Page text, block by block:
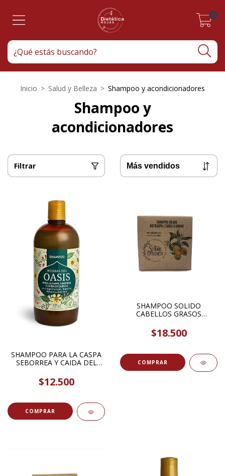
0
Inicio > Salud y Belleza > Shampoo y acondicionadores
Shampoo y
acondicionadores
Filtrar
SHAMPOO PARA LA CASPA
SEBORREA Y CAIDA DEL
FUMARIA TAPASAIRE
ROMERO Y ALOE VERA
$12.500
SHAMPOO SOLIDO
CABELLOS GRASOS
RICINO 100GR SENTIDA
BOTANICA
$18.500